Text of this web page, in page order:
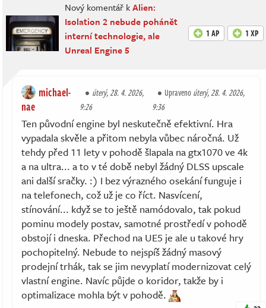
Nový komentář kAlien:
Isolation 2 nebude pohánět
interní technologie, ale
Unreal Engine 5
1 AP 1 XP
michael-
nae
úterý, 28. 4. 2026,
9:26
Upravenoúterý, 28. 4. 2026,
9:36
Ten původní engine byl neskutečně efektivní. Hra
vypadala skvěle a přitom nebyla vůbec náročná. Už
tehdy před 11 lety v pohodě šlapala na gtx1070 ve 4k
a na ultra... a to v té době nebyl žádný DLSS upscale
ani další sračky. :) I bez výrazného osekání funguje i
na telefonech, což už je co říct. Nasvícení,
stínování... když se to ještě namódovalo, tak pokud
pominu modely postav, samotné prostředí v pohodě
obstojí i dneska. Přechod na UE5 je ale u takové hry
pochopitelný. Nebude to nejspíš žádný masový
prodejní trhák, tak se jim nevyplatí modernizovat celý
vlastní engine. Navíc půjde o koridor, takže by i
optimalizace mohla být v pohodě.